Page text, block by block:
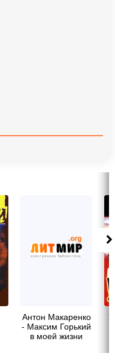
Антон Макаренко
- Максим Горький
в моей жизни